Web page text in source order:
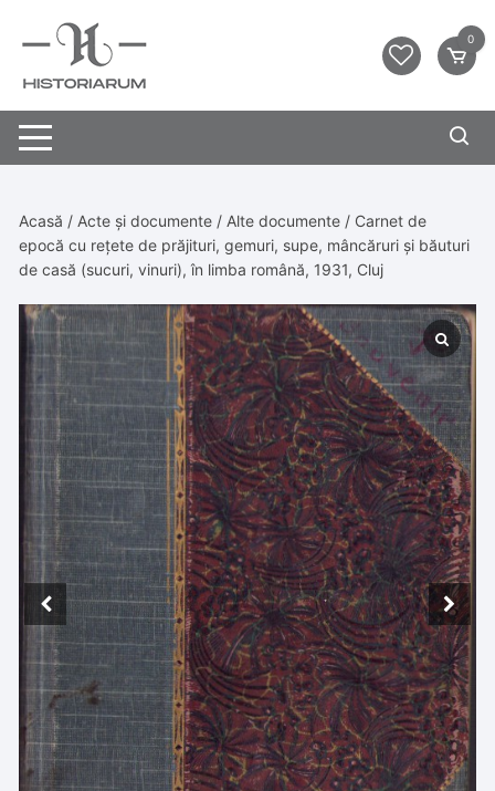
0
Acasă / Acte și documente / Alte documente / Carnet de
epocă cu rețete de prăjituri, gemuri, supe, mâncăruri și băuturi
de casă (sucuri, vinuri), în limba română, 1931, Cluj